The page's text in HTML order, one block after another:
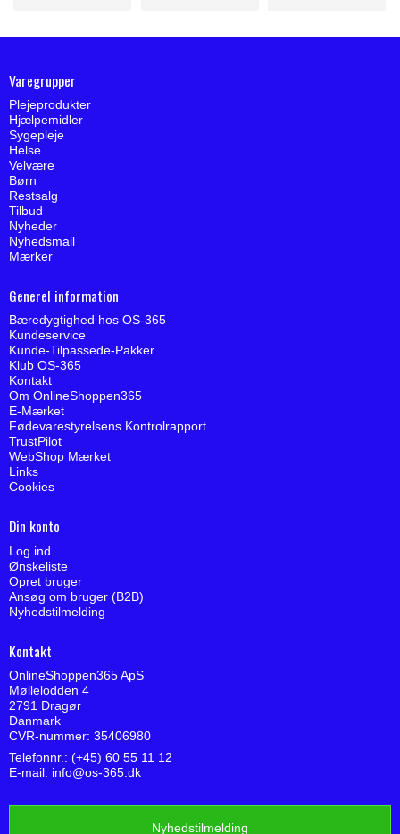
Varegrupper
Plejeprodukter
Hjælpemidler
Sygepleje
Helse
Velvære
Børn
Restsalg
Tilbud
Nyheder
Nyhedsmail
Mærker
Generel information
Bæredygtighed hos OS-365
Kundeservice
Kunde-Tilpassede-Pakker
Klub OS-365
Kontakt
Om OnlineShoppen365
E-Mærket
Fødevarestyrelsens Kontrolrapport
TrustPilot
WebShop Mærket
Links
Cookies
Din konto
Log ind
Ønskeliste
Opret bruger
Ansøg om bruger (B2B)
Nyhedstilmelding
Kontakt
OnlineShoppen365 ApS
Møllelodden 4
2791 Dragør
Danmark
CVR-nummer: 35406980
Telefonnr.: (+45) 60 55 11 12
E-mail: info@os-365.dk
Nyhedstilmelding